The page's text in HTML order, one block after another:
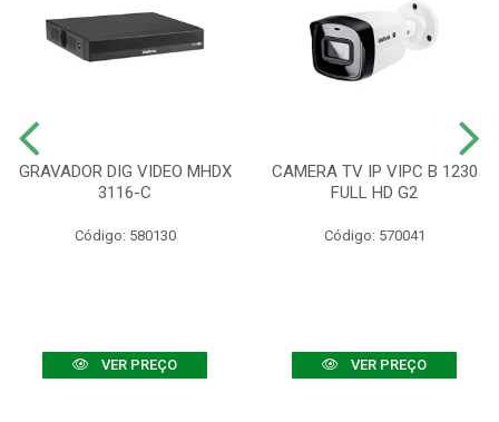
GRAVADOR DIG VIDEO MHDX
3116-C
Código: 580130
VER PREÇO
CAMERA TV IP VIPC B 1230
FULL HD G2
Código: 570041
VER PREÇO